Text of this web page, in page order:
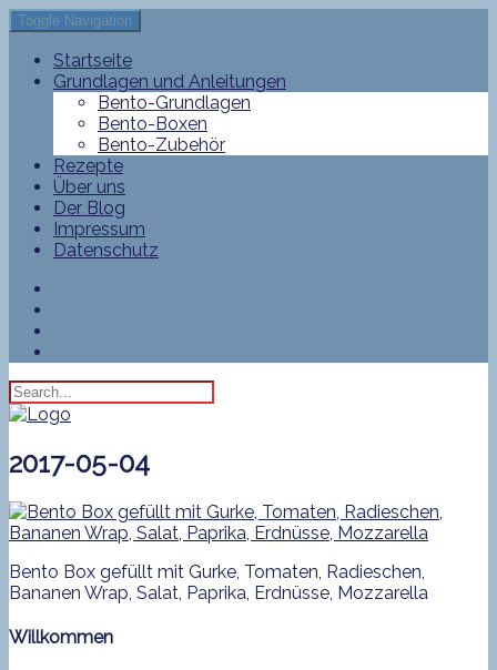
Toggle Navigation
Startseite
Grundlagen und Anleitungen
Bento-Grundlagen
Bento-Boxen
Bento-Zubehör
Rezepte
Über uns
Der Blog
Impressum
Datenschutz
2017-05-04
Bento Box gefüllt mit Gurke, Tomaten, Radieschen,
Bananen Wrap, Salat, Paprika, Erdnüsse, Mozzarella
Willkommen